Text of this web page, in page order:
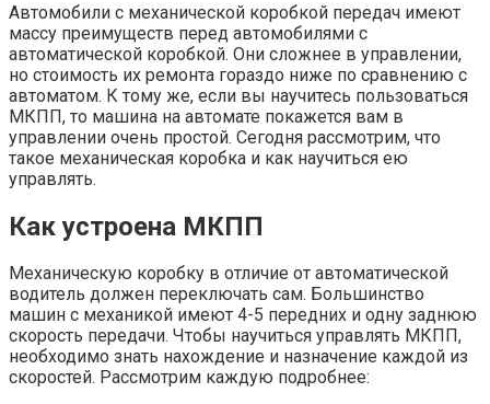
Автомобили с механической коробкой передач имеют
массу преимуществ перед автомобилями с
автоматической коробкой. Они сложнее в управлении,
но стоимость их ремонта гораздо ниже по сравнению с
автоматом. К тому же, если вы научитесь пользоваться
МКПП, то машина на автомате покажется вам в
управлении очень простой. Сегодня рассмотрим, что
такое механическая коробка и как научиться ею
управлять.
Как устроена МКПП
Механическую коробку в отличие от автоматической
водитель должен переключать сам. Большинство
машин с механикой имеют 4-5 передних и одну заднюю
скорость передачи. Чтобы научиться управлять МКПП,
необходимо знать нахождение и назначение каждой из
скоростей. Рассмотрим каждую подробнее: